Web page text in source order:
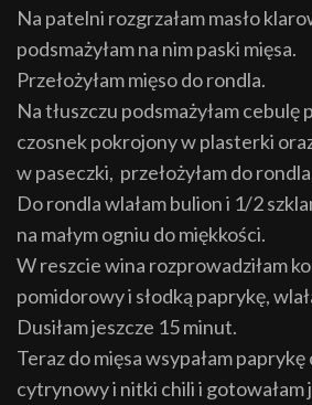
Na patelni rozgrzałam masło
podsmażyłam na nim paski mięsa.
Przełożyłam mięso do rondla.
Na tłuszczu podsmażyłam cebulę
czosnek pokrojony w plasterki
w paseczki, przełożyłam do
Do rondla wlałam bulion i 1/2
na małym ogniu do miękkości.
W reszcie wina rozprowadziłam
pomidorowy i słodką paprykę,
Dusiłam jeszcze 15 minut.
Teraz do mięsa wsypałam
cytrynowy i nitki chili i gotowałam